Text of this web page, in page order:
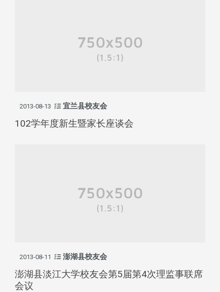
2013-08-13 宜兰县校友会
102学年度新生暨家长座谈会
2013-08-11 澎湖县校友会
澎湖县淡江大学校友会第5届第4次理监事联席
会议